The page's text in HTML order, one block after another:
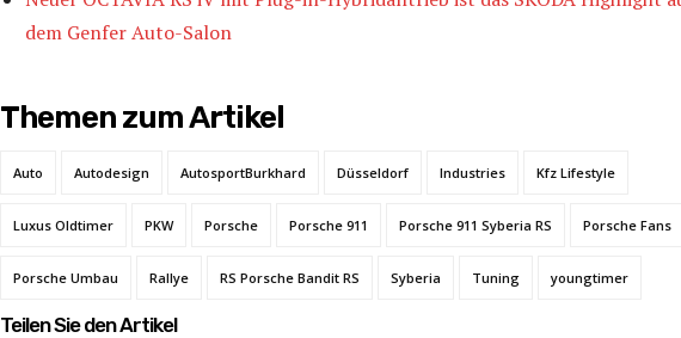
dem Genfer Auto-Salon
Themen zum Artikel
Auto Autodesign AutosportBurkhard Düsseldorf Industries Kfz Lifestyle
Luxus Oldtimer PKW Porsche Porsche 911 Porsche 911 Syberia RS Porsche Fans
Porsche Umbau Rallye RS Porsche Bandit RS Syberia Tuning youngtimer
Teilen Sie den Artikel